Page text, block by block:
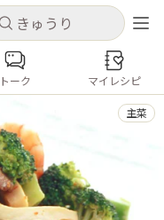
キャンセル
できます
新規登録
キャンセル
コンテンツ
とうもろこし
トーク マイレシピ
主菜